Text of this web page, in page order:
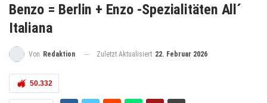
Benzo = Berlin + Enzo -Spezialitäten All´
Italiana
Von Redaktion Zuletzt Aktualisiert 22. Februar 2026
50.332